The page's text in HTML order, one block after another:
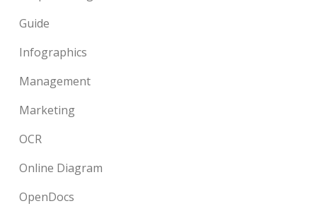
Guide
Infographics
Management
Marketing
OCR
Online Diagram
OpenDocs